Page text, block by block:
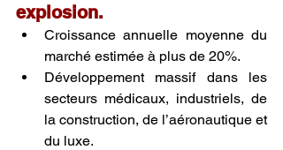
explosion.
Croissance annuelle moyenne du
marché estimée à plus de 20%.
Développement massif dans les
secteurs médicaux, industriels, de
la construction, de l’aéronautique et
du luxe.